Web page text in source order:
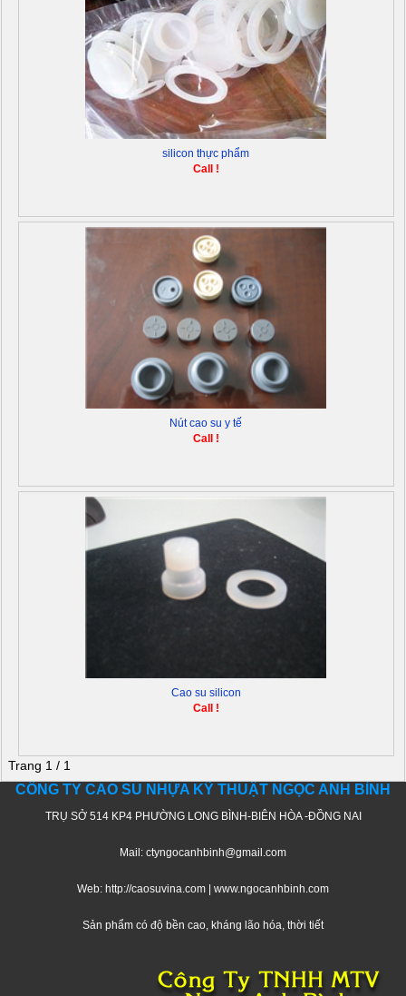
silicon thực phẩm
Call !
Nút cao su y tế
Call !
Cao su silicon
Call !
Trang 1 / 1
CÔNG TY CAO SU NHỰA KỸ THUẬT NGỌC ANH BÌNH
TRỤ SỞ 514 KP4 PHƯỜNG LONG BÌNH-BIÊN HÒA -ĐỒNG NAI
Mail: ctyngocanhbinh@gmail.com
Web: http://caosuvina.com | www.ngocanhbinh.com
Sản phẩm có độ bền cao, kháng lão hóa, thời tiết